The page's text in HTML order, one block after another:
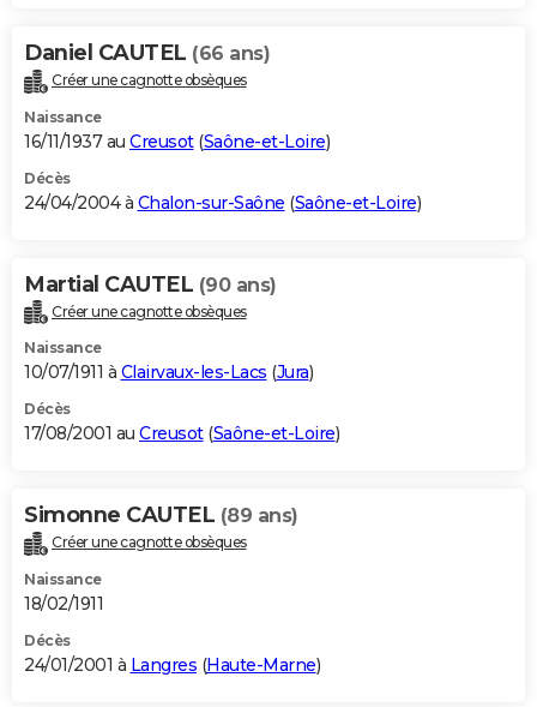
Daniel CAUTEL (66 ans)
Créer une cagnotte obsèques
Naissance
16/11/1937 au Creusot(Saône-et-Loire)
Décès
24/04/2004 à Chalon-sur-Saône (Saône-et-Loire)
Martial CAUTEL (90 ans)
Créer une cagnotte obsèques
Naissance
10/07/1911 à Clairvaux-les-Lacs (Jura)
Décès
17/08/2001 au Creusot(Saône-et-Loire)
Simonne CAUTEL (89 ans)
Créer une cagnotte obsèques
Naissance
18/02/1911
Décès
24/01/2001 à Langres (Haute-Marne)